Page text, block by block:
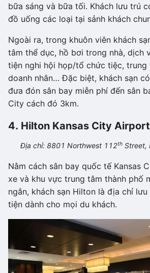
bữa sáng và bữa tối. Khách lưu trú
đồ uống các loại tại sảnh khách
Ngoài ra, trong khuôn viên khách
tâm thể dục, hồ bơi trong nhà, dịch
tiện nghi hội họp/tổ chức tiệc, trung
doanh nhân… Đặc biệt, khách sạn
đưa đón sân bay miễn phí đến sân
City cách đó 3km.
4. Hilton Kansas City Airport
Địa chỉ: 8801 Northwest 112th Street,
Nằm cách sân bay quốc tế Kansas
xe và khu vực trung tâm thành phố
ngắn, khách sạn Hilton là địa chỉ
tiện dành cho mọi du khách.